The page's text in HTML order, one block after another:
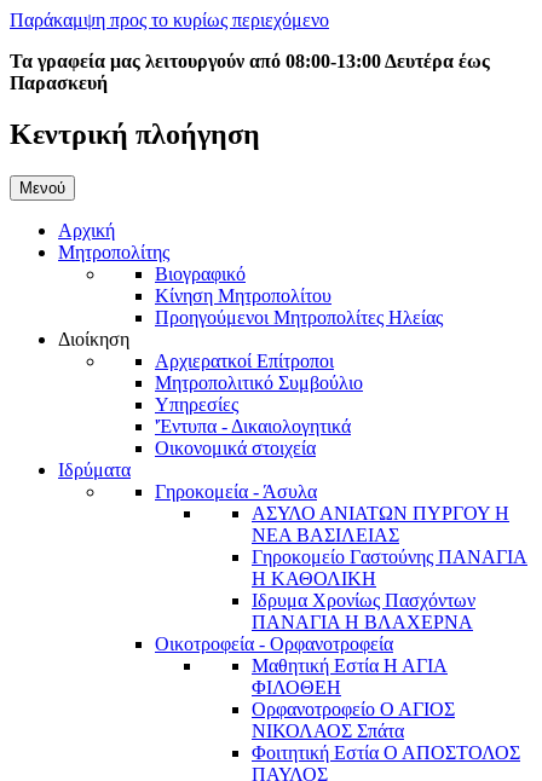
Παράκαμψη προς το κυρίως περιεχόμενο
Τα γραφεία μας λειτουργούν από 08:00-13:00 Δευτέρα έως
Παρασκευή
Κεντρική πλοήγηση
Μενού
Αρχική
Μητροπολίτης
Βιογραφικό
Κίνηση Μητροπολίτου
Προηγούμενοι Μητροπολίτες Ηλείας
Διοίκηση
Αρχιερατκοί Επίτροποι
Μητροπολιτικό Συμβούλιο
Υπηρεσίες
'Έντυπα - Δικαιολογητικά
Οικονομικά στοιχεία
Ιδρύματα
Γηροκομεία - Άσυλα
ΑΣΥΛΟ ΑΝΙΑΤΩΝ ΠΥΡΓΟΥ Η
ΝΕΑ ΒΑΣΙΛΕΙΑΣ
Γηροκομείο Γαστούνης ΠΑΝΑΓΙΑ
Η ΚΑΘΟΛΙΚΗ
Ιδρυμα Χρονίως Πασχόντων
ΠΑΝΑΓΙΑ Η ΒΛΑΧΕΡΝΑ
Οικοτροφεία - Ορφανοτροφεία
Μαθητική Εστία Η ΑΓΙΑ
ΦΙΛΟΘΕΗ
Ορφανοτροφείο Ο ΑΓΙΟΣ
ΝΙΚΟΛΑΟΣ Σπάτα
Φοιτητική Εστία Ο ΑΠΟΣΤΟΛΟΣ
ΠΑΥΛΟΣ